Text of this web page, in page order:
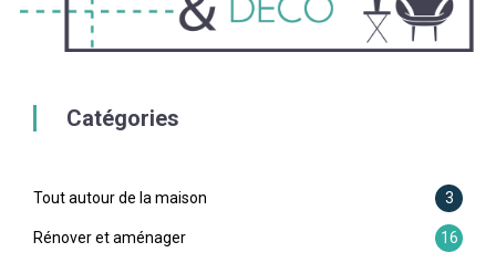
Catégories
Tout autour de la maison 3
Rénover et aménager 16